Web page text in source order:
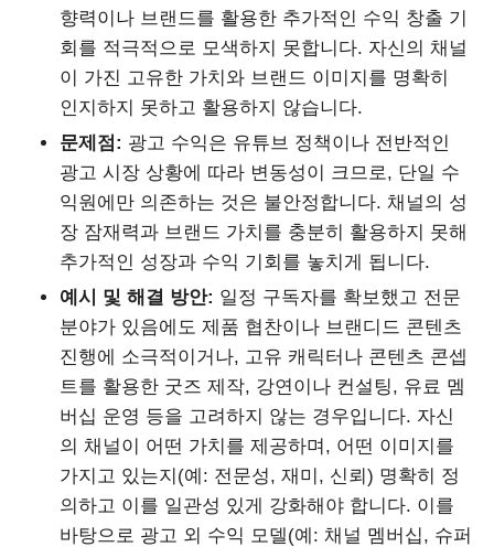
향력이나 브랜드를 활용한 추가적인 수익 창출 기
회를 적극적으로 모색하지 못합니다. 자신의 채널
이 가진 고유한 가치와 브랜드 이미지를 명확히
인지하지 못하고 활용하지 않습니다.
문제점: 광고 수익은 유튜브 정책이나 전반적인
광고 시장 상황에 따라 변동성이 크므로, 단일 수
익원에만 의존하는 것은 불안정합니다. 채널의 성
장 잠재력과 브랜드 가치를 충분히 활용하지 못해
추가적인 성장과 수익 기회를 놓치게 됩니다.
예시 및 해결 방안: 일정 구독자를 확보했고 전문
분야가 있음에도 제품 협찬이나 브랜디드 콘텐츠
진행에 소극적이거나, 고유 캐릭터나 콘텐츠 콘셉
트를 활용한 굿즈 제작, 강연이나 컨설팅, 유료 멤
버십 운영 등을 고려하지 않는 경우입니다. 자신
의 채널이 어떤 가치를 제공하며, 어떤 이미지를
가지고 있는지(예: 전문성, 재미, 신뢰) 명확히 정
의하고 이를 일관성 있게 강화해야 합니다. 이를
바탕으로 광고 외 수익 모델(예: 채널 멤버십, 슈퍼